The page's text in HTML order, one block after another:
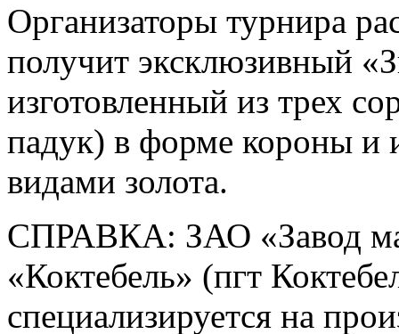
Организаторы турнира
получит эксклюзивный
изготовленный из трех
падук) в форме короны и
видами золота.
СПРАВКА: ЗАО «Завод
«Коктебель» (пгт
специализируется на